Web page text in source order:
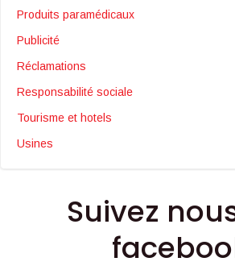
Produits paramédicaux
Publicité
Réclamations
Responsabilité sociale
Tourisme et hotels
Usines
Suivez